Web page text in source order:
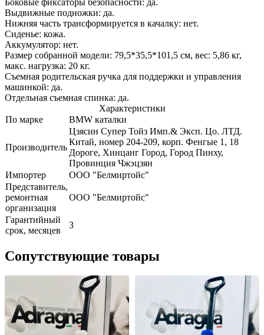
Выдвижные подножки: да.
Нижняя часть трансформируется в качалку: нет.
Сиденье: кожа.
Аккумулятор: нет.
Размер собранной модели: 79,5*35,5*101,5 см, вес: 5,86 кг,
макс. нагрузка: 20 кг.
Съемная родительская ручка для поддержки и управления
машинкой: да.
Отдельная съемная спинка: да.
Характеристики
По марке
BMW каталки
Производитель
Цзясин Супер Тойз Имп.& Эксп. Цо. ЛТД.
Китай, номер 204-209, корп. Фенгые 1, 18
Дороге, Хинцанг Город, Город Пинху,
Провинция Чжэцзян
Импортер
ООО "Белмиртойс"
Представитель,
ремонтная
организация
ООО "Белмиртойс"
Гарантийный
срок, месяцев
3
Сопутствующие товары